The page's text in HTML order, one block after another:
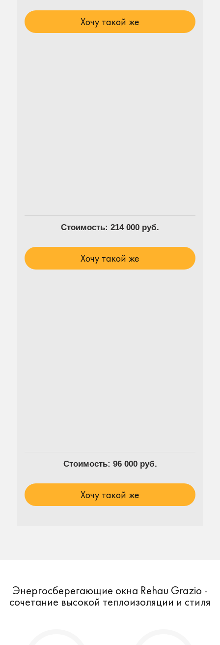
Хочу такой же
Стоимость: 214 000 руб.
Хочу такой же
Стоимость: 96 000 руб.
Хочу такой же
Энергосберегающие окна Rehau Grazio -
сочетание высокой теплоизоляции и стиля